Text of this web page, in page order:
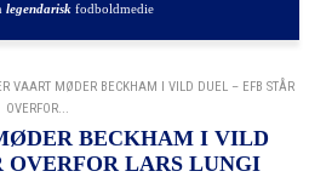
legendarisk fodboldmedie
VAART MØDER BECKHAM I VILD DUEL – EFB STÅR
OVERFOR...
BECKHAM I VILD
OVERFOR LARS LUNGI